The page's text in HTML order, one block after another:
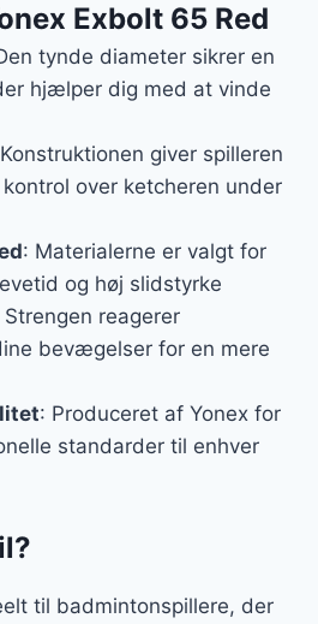
Exbolt 65 Red
tynde diameter sikrer en
hjælper dig med at vinde
giver spilleren
over ketcheren under
: Materialerne er valgt for
og høj slidstyrke
Strengen reagerer
bevægelser for en mere
: Produceret af Yonex for
standarder til enhver
til badmintonspillere, der